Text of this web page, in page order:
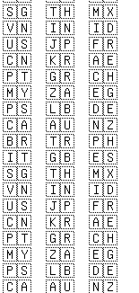
🇸🇬 🇹🇭
🇲🇽
🇻🇳 🇮🇳
🇮🇩
🇺🇸 🇯🇵
🇫🇷
🇨🇳 🇰🇷
🇦🇪
🇵🇹 🇬🇷
🇨🇭
🇲🇾 🇿🇦
🇪🇬
🇵🇸 🇱🇧
🇩🇪
🇨🇦 🇦🇺
🇳🇿
🇧🇷 🇹🇷
🇵🇭
🇮🇹 🇬🇧
🇪🇸
🇸🇬 🇹🇭
🇲🇽
🇻🇳 🇮🇳
🇮🇩
🇺🇸 🇯🇵
🇫🇷
🇨🇳 🇰🇷
🇦🇪
🇵🇹 🇬🇷
🇨🇭
🇲🇾 🇿🇦
🇪🇬
🇵🇸 🇱🇧
🇩🇪
🇨🇦 🇦🇺
🇳🇿